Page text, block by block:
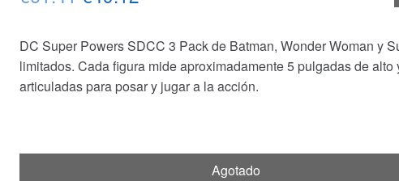
original
era:
actual
es:
DC Super Powers SDCC 3 Pack de Batman, Wonder Woman y
limitados. Cada figura mide aproximadamente 5 pulgadas de
articuladas para posar y jugar a la acción.
Agotado